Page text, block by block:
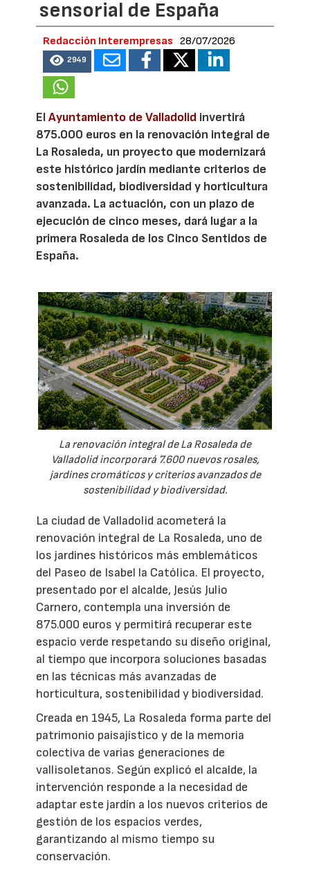
sensorial de España
Redacción Interempresas 28/07/2026
2949
ElAyuntamiento de Valladolid invertirá
875.000 euros en la renovación integral de
La Rosaleda, un proyecto que modernizará
este histórico jardín mediante criterios de
sostenibilidad, biodiversidad y horticultura
avanzada. La actuación, con un plazo de
ejecución de cinco meses, dará lugar a la
primera Rosaleda de los Cinco Sentidos de
España.
La renovación integral de La Rosaleda de
Valladolid incorporará 7.600 nuevos rosales,
jardines cromáticos y criterios avanzados de
sostenibilidad y biodiversidad.
La ciudad de Valladolid acometerá la
renovación integral de La Rosaleda, uno de
los jardines históricos más emblemáticos
del Paseo de Isabel la Católica. El proyecto,
presentado por el alcalde, Jesús Julio
Carnero, contempla una inversión de
875.000 euros y permitirá recuperar este
espacio verde respetando su diseño original,
al tiempo que incorpora soluciones basadas
en las técnicas más avanzadas de
horticultura, sostenibilidad y biodiversidad.
Creada en 1945, La Rosaleda forma parte del
patrimonio paisajístico y de la memoria
colectiva de varias generaciones de
vallisoletanos. Según explicó el alcalde, la
intervención responde a la necesidad de
adaptar este jardín a los nuevos criterios de
gestión de los espacios verdes,
garantizando al mismo tiempo su
conservación.